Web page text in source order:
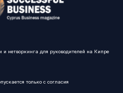
и нетворкинга для руководителей на Кипре
только с согласия